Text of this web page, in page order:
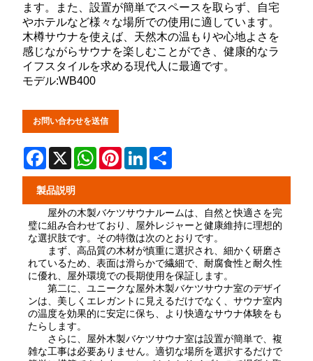
ます。また、設置が簡単でスペースを取らず、自宅
やホテルなど様々な場所での使用に適しています。
木樽サウナを使えば、天然木の温もりや心地よさを
感じながらサウナを楽しむことができ、健康的なラ
イフスタイルを求める現代人に最適です。
モデル:WB400
お問い合わせを送信
Facebook
X WhatsApp
PinterestLinkedIn
製品説明
屋外の木製バケツサウナルームは、自然と快適さを完
璧に組み合わせており、屋外レジャーと健康維持に理想的
な選択肢です。その特徴は次のとおりです。
まず、高品質の木材が慎重に選択され、細かく研磨さ
れているため、表面は滑らかで繊細で、耐腐食性と耐久性
に優れ、屋外環境での長期使用を保証します。
第二に、ユニークな屋外木製バケツサウナ室のデザイ
ンは、美しくエレガントに見えるだけでなく、サウナ室内
の温度を効果的に安定に保ち、より快適なサウナ体験をも
たらします。
さらに、屋外木製バケツサウナ室は設置が簡単で、複
雑な工事は必要ありません。適切な場所を選択するだけで